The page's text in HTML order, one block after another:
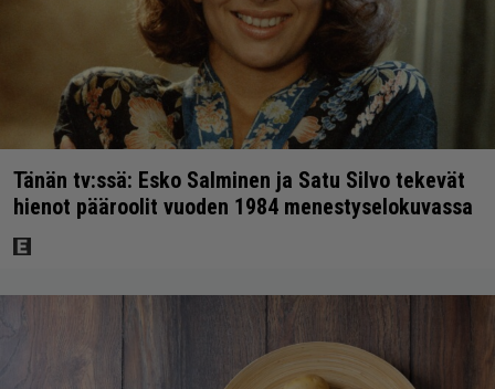
Tänän tv:ssä: Esko Salminen ja Satu Silvo tekevät
hienot pääroolit vuoden 1984 menestyselokuvassa